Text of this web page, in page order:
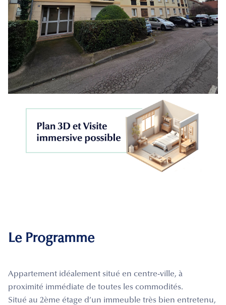
Le Programme
Appartement idéalement situé en centre-ville, à
proximité immédiate de toutes les commodités.
Situé au 2ème étage d’un immeuble très bien entretenu,